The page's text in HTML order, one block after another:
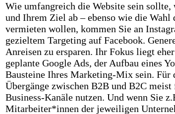
Wie umfangreich die Website sein
und Ihrem Ziel ab – ebenso wie die
vermieten wollen, kommen Sie an
gezieltem Targeting auf Facebook.
Anreisen zu ersparen. Ihr Fokus liegt
geplante Google Ads, der Aufbau eines
Bausteine Ihres Marketing-Mix sein. Für
Übergänge zwischen B2B und B2C
Business-Kanäle nutzen. Und wenn Sie
Mitarbeiter*innen der jeweiligen